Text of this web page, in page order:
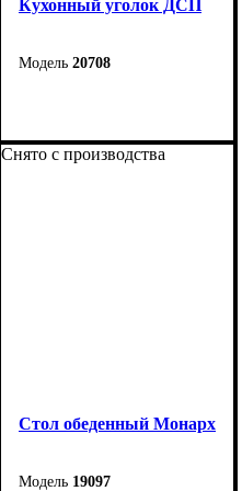
Кухонный уголок ДСП
20708
Стол: Ш-890 (1180) В-762 Г-590 мм
Табурет: Ш-350 В-435 Г-350 мм
Снято с производства
Cтол обеденный Монарх
19097